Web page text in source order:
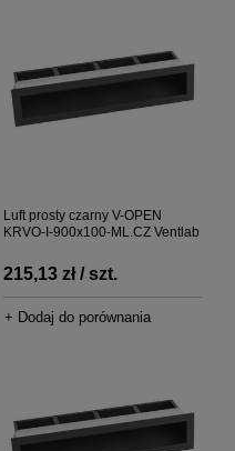
Luft prosty czarny V-OPEN
KRVO-I-900x100-ML.CZ Ventlab
215,13 zł / szt.
+ Dodaj do porównania